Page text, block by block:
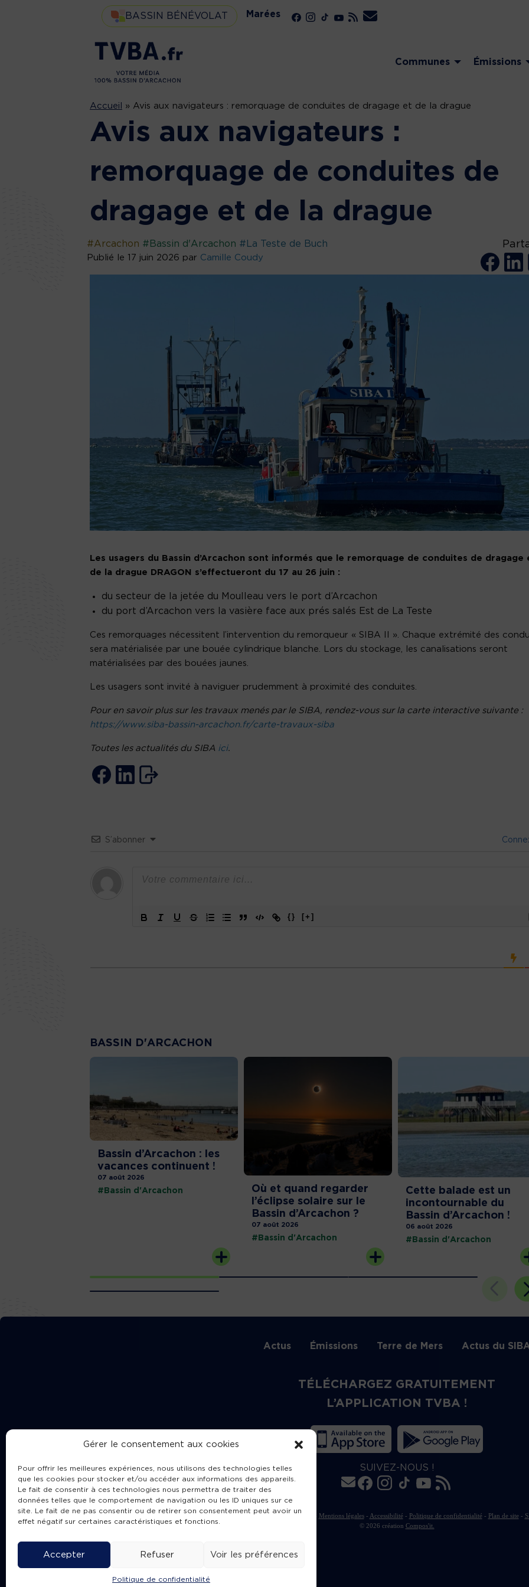
Gérer le consentement aux cookies
Pour offrir les meilleures expériences, nous utilisons des technologies telles
que les cookies pour stocker et/ou accéder aux informations des appareils.
Le fait de consentir à ces technologies nous permettra de traiter des
données telles que le comportement de navigation ou les ID uniques sur ce
site. Le fait de ne pas consentir ou de retirer son consentement peut avoir un
effet négatif sur certaines caractéristiques et fonctions.
Accepter Refuser Voir les préférences
Politique de confidentialité
BASSIN BÉNÉVOLAT Marées
Communes Émissions
Accueil » Avis aux navigateurs : remorquage de conduites de dragage et de la drague
Avis aux navigateurs :
remorquage de conduites de
dragage et de la drague
#Arcachon #Bassin d'Arcachon #La Teste de Buch
Publié le 17 juin 2026 par Camille Coudy
Les usagers du Bassin d’Arcachon sont informés que le remorquage de conduites de dragage
de la drague DRAGON s’effectueront du 17 au 26 juin :
du secteur de la jetée du Moulleau vers le port d’Arcachon
du port d’Arcachon vers la vasière face aux prés salés Est de La Teste
Ces remorquages nécessitent l’intervention du remorqueur « SIBA II ». Chaque extrémité des
sera matérialisée par une bouée cylindrique blanche. Lors du stockage, les canalisations seront
matérialisées par des bouées jaunes.
Les usagers sont invité à naviguer prudemment à proximité des conduites.
Pour en savoir plus sur les travaux menés par le SIBA, rendez-vous sur la carte interactive suivante :
https://www.siba-bassin-arcachon.fr/carte-travaux-siba
Toutes les actualités du SIBA ici.
S’abonner
{} [+]
BASSIN D'ARCACHON
Bassin d’Arcachon : les
vacances continuent !
07 août 2026
#Bassin d'Arcachon
Où et quand regarder
l’éclipse solaire sur le
Bassin d’Arcachon ?
07 août 2026
#Bassin d'Arcachon
Cette balade est un
incontournable du
Bassin d’Arcachon !
06 août 2026
#Bassin d'Arcachon
Actus Émissions Terre de Mers Actus du
TÉLÉCHARGEZ GRATUITEMENT
L’APPLICATION TVBA !
SUIVEZ-NOUS !
Charte de publication Mentions légales- Accessibilité- Politique de confidentialité- Plan de site-
© 2026 création Compos'it.